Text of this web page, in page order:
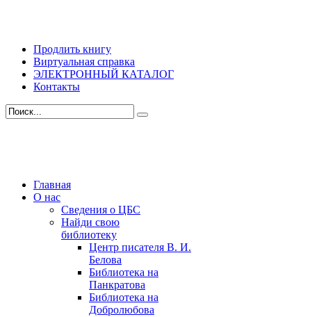
Продлить книгу
Виртуальная справка
ЭЛЕКТРОННЫЙ КАТАЛОГ
Контакты
Главная
О нас
Сведения о ЦБС
Найди свою
библиотеку
Центр писателя В. И.
Белова
Библиотека на
Панкратова
Библиотека на
Добролюбова